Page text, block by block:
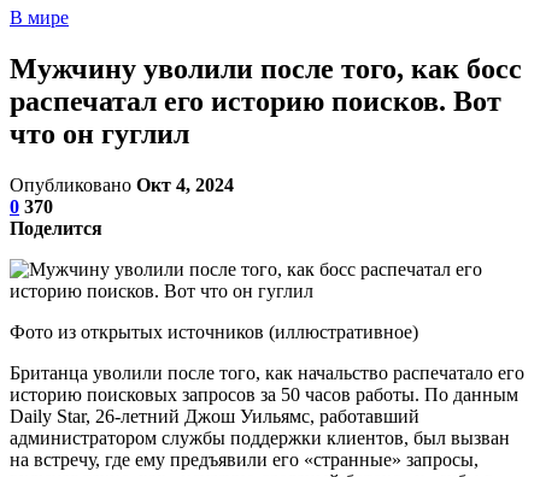
В мире
Мужчину уволили после того, как босс
распечатал его историю поисков. Вот
что он гуглил
Опубликовано Окт 4, 2024
0 370
Поделится
Фото из открытых источников (иллюстративное)
Британца уволили после того, как начальство распечатало его
историю поисковых запросов за 50 часов работы. По данным
Daily Star, 26-летний Джош Уильямс, работавший
администратором службы поддержки клиентов, был вызван
на встречу, где ему предъявили его «странные» запросы,